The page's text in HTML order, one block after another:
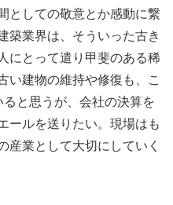
としての敬意とか感動に繋
築業界は、そういった古き
にとって遣り甲斐のある稀
い建物の維持や修復も、こ
と思うが、会社の決算を
ールを送りたい。現場はも
産業として大切にしていく